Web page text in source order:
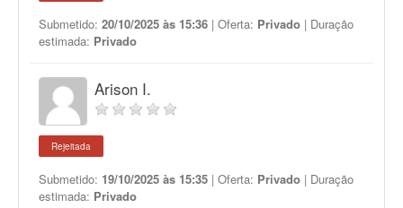
Submetido: 20/10/2025 às 15:36 | Oferta: Privado | Duração
estimada: Privado
Arison I.
Rejeitada
Submetido: 19/10/2025 às 15:35 | Oferta: Privado | Duração
estimada: Privado